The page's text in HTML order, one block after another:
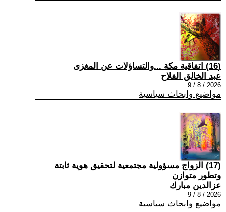
(16) اتفاقية مكة ...والتساؤلات عن المغزى
عبد الخالق الفلاح
2026 / 8 / 9
مواضيع وابحاث سياسية
(17) الزواج مسؤولية مجتمعية لتحقيق هوية ثابتة
وتطور متوازن
عزالدين مبارك
2026 / 8 / 9
مواضيع وابحاث سياسية